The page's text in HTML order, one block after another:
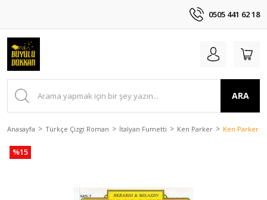
0505 441 62 18
ARA
Anasayfa Türkçe Çizgi Roman İtalyan Fumetti Ken Parker Ken Parker
%15